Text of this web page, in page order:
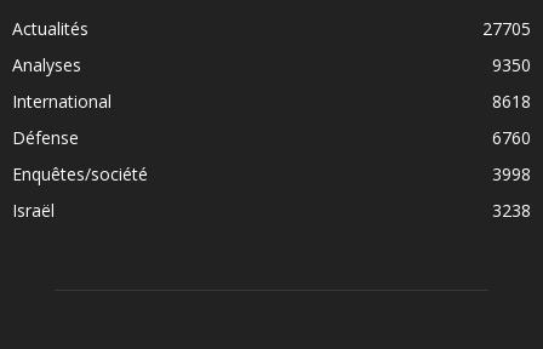
Actualités
27705
Analyses
9350
International
8618
Défense
6760
Enquêtes/société
3998
Israël
3238